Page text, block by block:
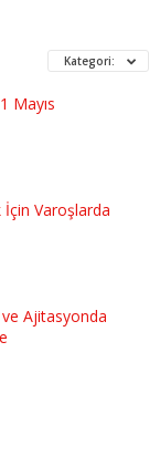
Kategori:
Mayıs
Varoşlarda
Ajitasyonda